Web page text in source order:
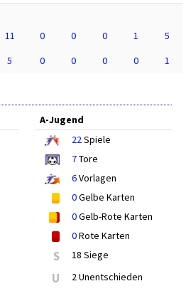
11 0 0 0 1
5
5 0 0 0 0 1
A-Jugend
22Spiele
7Tore
6Vorlagen
0Gelbe Karten
0Gelb-Rote Karten
0Rote Karten
S 18 Siege
U 2 Unentschieden